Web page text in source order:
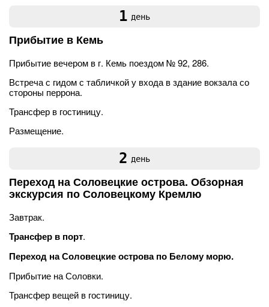
1 день
Прибытие в Кемь
Прибытие вечером в г. Кемь поездом № 92, 286.
Встреча с гидом с табличкой у входа в здание вокзала со
стороны перрона.
Трансфер в гостиницу.
Размещение.
2 день
Переход на Соловецкие острова. Обзорная
экскурсия по Соловецкому Кремлю
Завтрак.
Трансфер в порт.
Переход на Соловецкие острова по Белому морю.
Прибытие на Соловки.
Трансфер вещей в гостиницу.